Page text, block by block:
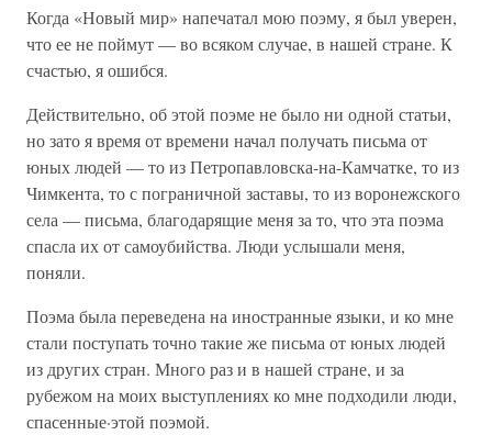
Когда «Новый мир» напечатал мою поэму, я был уверен,
что ее не поймут — во всяком случае, в нашей стране. К
счастью, я ошибся.
Действительно, об этой поэме не было ни одной статьи,
но зато я время от времени начал получать письма от
юных людей — то из Петропавловска-на-Камчатке, то из
Чимкента, то с пограничной заставы, то из воронежского
села — письма, благодарящие меня за то, что эта поэма
спасла их от самоубийства. Люди услышали меня,
поняли.
Поэма была переведена на иностранные языки, и ко мне
стали поступать точно такие же письма от юных людей
из других стран. Много раз и в нашей стране, и за
рубежом на моих выступлениях ко мне подходили люди,
спасенные·этой поэмой.